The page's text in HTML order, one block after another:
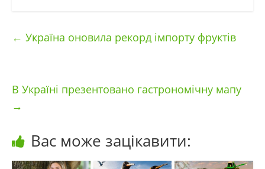
← Україна оновила рекорд імпорту фруктів
В Україні презентовано гастрономічну мапу
→
Вас може зацікавити: